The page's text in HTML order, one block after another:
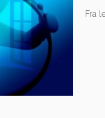
Fra